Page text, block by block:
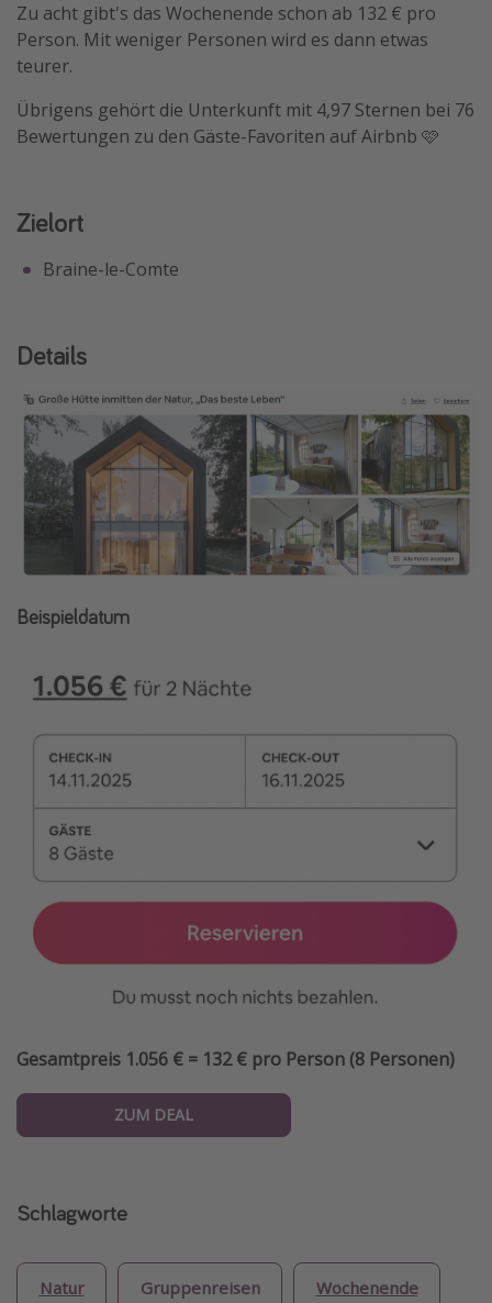
Zu acht gibt's das Wochenende schon ab 132 € pro
Person. Mit weniger Personen wird es dann etwas
teurer.
Übrigens gehört die Unterkunft mit 4,97 Sternen bei 76
Bewertungen zu den Gäste-Favoriten auf Airbnb 🩷
Zielort
Braine-le-Comte
Details
Beispieldatum
Gesamtpreis 1.056 € = 132 € pro Person (8 Personen)
ZUM DEAL
Schlagworte
Natur Gruppenreisen Wochenende